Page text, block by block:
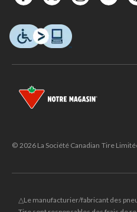
© 2026 La Société Canadian Tire
△Le manufacturier/fabricant des